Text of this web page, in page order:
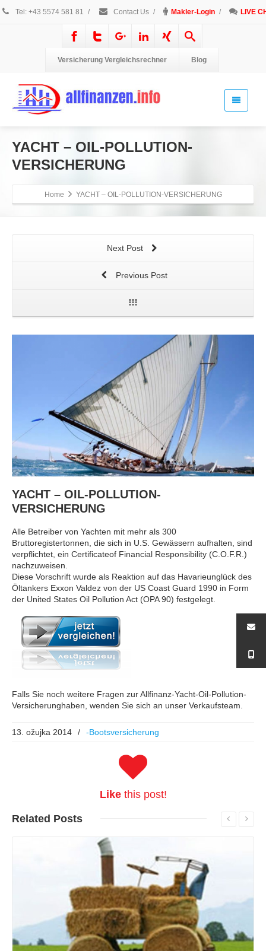
Tel: +43 5574 581 81 / Contact Us / Makler-Login / LIVE
Versicherung Vergleichsrechner Blog
YACHT – OIL-POLLUTION-
VERSICHERUNG
Home YACHT – OIL-POLLUTION-VERSICHERUNG
Next Post
Previous Post
YACHT – OIL-POLLUTION-
VERSICHERUNG
Alle Betreiber von Yachten mit mehr als 300
Bruttoregistertonnen, die sich in U.S. Gewässern aufhalten, sind
verpflichtet, ein Certificateof Financial Responsibility (C.O.F.R.)
nachzuweisen.
Diese Vorschrift wurde als Reaktion auf das Havarieunglück des
Öltankers Exxon Valdez von der US Coast Guard 1990 in Form
der United States Oil Pollution Act (OPA 90) festgelegt.
Falls Sie noch weitere Fragen zur Allfinanz-Yacht-Oil-Pollution-
Versicherunghaben, wenden Sie sich an unser Verkaufsteam.
13. ožujka 2014 / -Bootsversicherung
Likethis post!
Related Posts